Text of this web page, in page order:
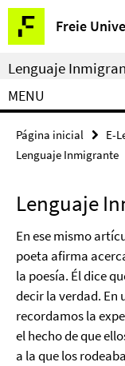
Springe
direkt
zu
Inhalt
Freie
Herramientas
de
navegación
Lenguaje
MENU
Página inicial E-
Lenguaje Inmigrante
Lenguaje
En ese mismo
poeta afirma
la poesía. Él dice
decir la verdad. En
recordamos la
el hecho de que
a la que los